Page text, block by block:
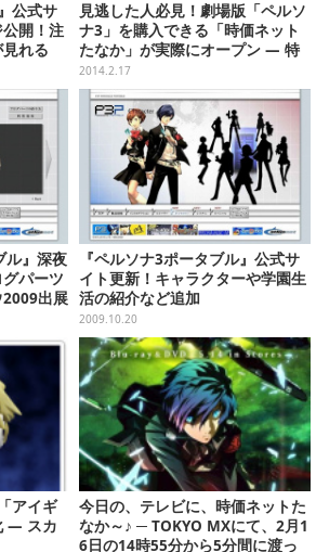
公式サ
開！注
れる
見逃した人必見！劇場版「ペルソ
ナ3」を購入できる「時価ネット
たなか」が実際にオープン ― 特
設サイトでは、放映した映像も公
開中
2014.2.17
ル』深夜
パーツ
出展
『ペルソナ3ポータブル』公式サ
イト更新！キャラクターや学園生
活の紹介など追加
2009.10.20
アイギ
― スカ
今日の、テレビに、時価ネットた
なか～♪ ─ TOKYO MXにて、2月1
6日の14時55分から5分間に渡っ